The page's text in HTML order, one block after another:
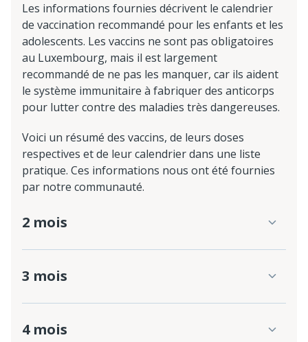
Les informations fournies décrivent le calendrier
de vaccination recommandé pour les enfants et les
adolescents. Les vaccins ne sont pas obligatoires
au Luxembourg, mais il est largement
recommandé de ne pas les manquer, car ils aident
le système immunitaire à fabriquer des anticorps
pour lutter contre des maladies très dangereuses.
Voici un résumé des vaccins, de leurs doses
respectives et de leur calendrier dans une liste
pratique. Ces informations nous ont été fournies
par notre communauté.
2 mois
3 mois
4 mois